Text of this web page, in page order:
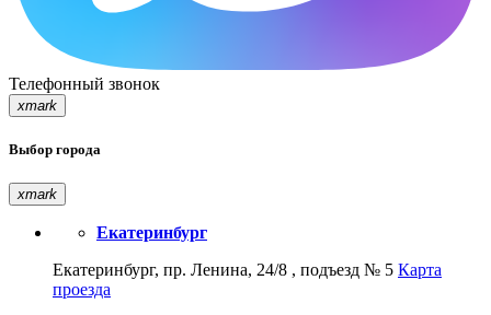
Телефонный звонок
xmark
Выбор города
xmark
Екатеринбург
Екатеринбург, пр. Ленина, 24/8 , подъезд № 5 Карта
проезда